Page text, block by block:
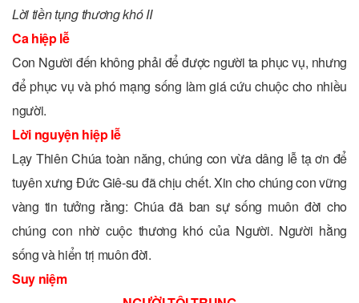
Lời tiền tụng thương khó II
Ca hiệp lễ
Con Người đến không phải để được người ta phục vụ, nhưng
để phục vụ và phó mạng sống làm giá cứu chuộc cho nhiều
người.
Lời nguyện hiệp lễ
Lạy Thiên Chúa toàn năng, chúng con vừa dâng lễ tạ ơn để
tuyên xưng Ðức Giê-su đã chịu chết. Xin cho chúng con vững
vàng tin tưởng rằng: Chúa đã ban sự sống muôn đời cho
chúng con nhờ cuộc thương khó của Người. Người hằng
sống và hiển trị muôn đời.
Suy niệm